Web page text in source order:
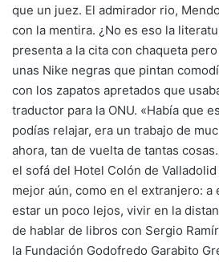
que un juez. El admirador rio,
con la mentira. ¿No es eso la
presenta a la cita con chaqueta
unas Nike negras que pintan
con los zapatos apretados que
traductor para la ONU. «Había que
podías relajar, era un trabajo de
ahora, tan de vuelta de tantas
el sofá del Hotel Colón de
mejor aún, como en el extranjero: a
estar un poco lejos, vivir en la
de hablar de libros con Sergio
la Fundación Godofredo Garabito